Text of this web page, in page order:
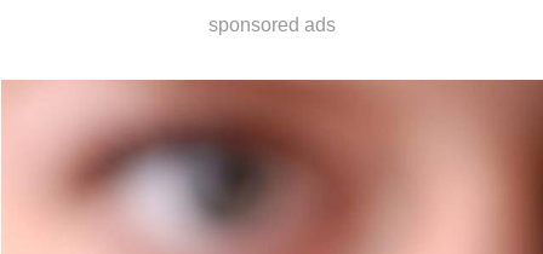
sponsored ads